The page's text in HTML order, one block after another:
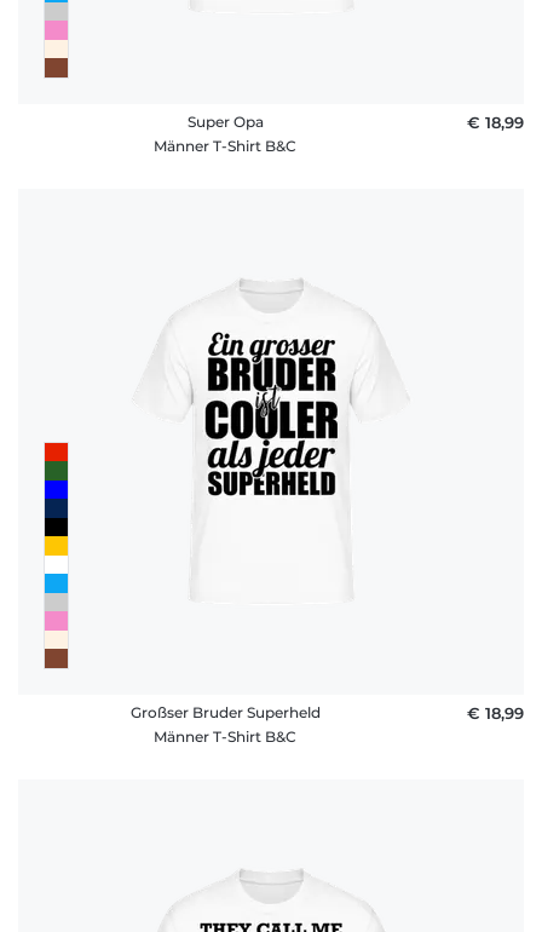
Super Opa
Männer T-Shirt B&C
€ 18,99
Großser Bruder Superheld
Männer T-Shirt B&C
€ 18,99